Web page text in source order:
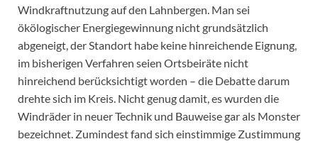
Windkraftnutzung auf den Lahnbergen. Man sei
ökölogischer Energiegewinnung nicht grundsätzlich
abgeneigt, der Standort habe keine hinreichende Eignung,
im bisherigen Verfahren seien Ortsbeiräte nicht
hinreichend berücksichtigt worden – die Debatte darum
drehte sich im Kreis. Nicht genug damit, es wurden die
Windräder in neuer Technik und Bauweise gar als Monster
bezeichnet. Zumindest fand sich einstimmige Zustimmung